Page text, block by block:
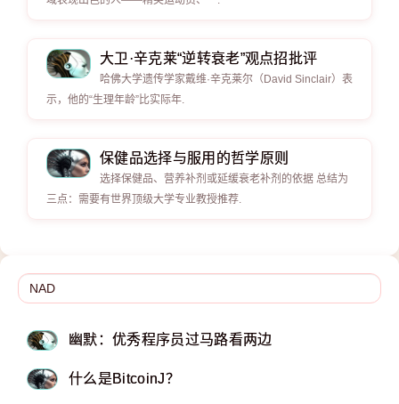
大卫·辛克莱“逆转衰老”观点招批评
哈佛大学遗传学家戴维·辛克莱尔（David Sinclair）表
示，他的“生理年龄”比实际年.
保健品选择与服用的哲学原则
选择保健品、营养补剂或延缓衰老补剂的依据 总结为
三点：需要有世界顶级大学专业教授推荐.
幽默：优秀程序员过马路看两边
什么是BitcoinJ？